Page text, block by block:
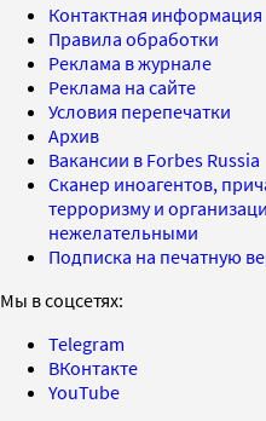
Контактная информация
Правила обработки
Реклама в журнале
Реклама на сайте
Условия перепечатки
Архив
Вакансии в Forbes Russia
Сканер иноагентов,
терроризму и
нежелательными
Подписка на печатную
Мы в соцсетях:
Telegram
ВКонтакте
YouTube